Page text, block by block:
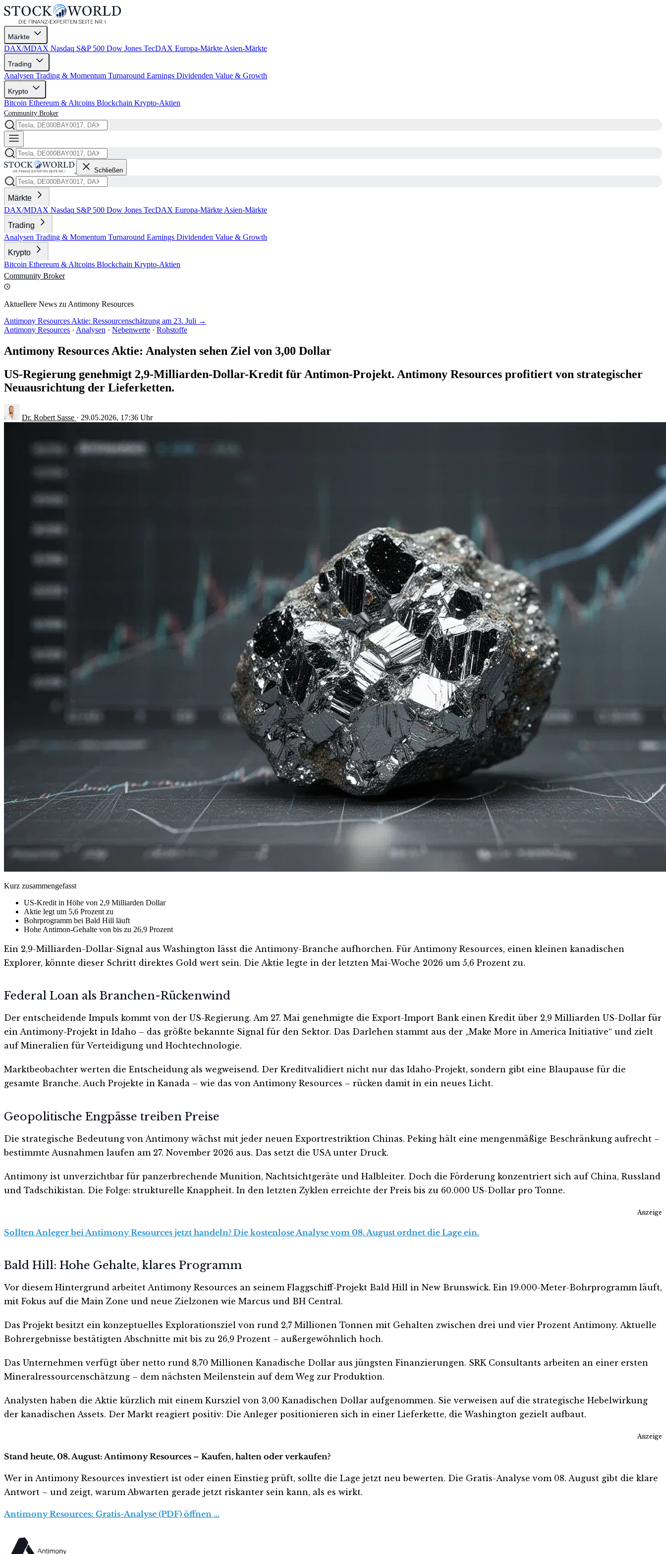
Märkte
DAX/MDAX Nasdaq S&P 500 Dow Jones TecDAX Europa-Märkte Asien-Märkte
Trading
Analysen Trading & Momentum Turnaround Earnings Dividenden Value & Growth
Krypto
Bitcoin Ethereum & Altcoins Blockchain Krypto-Aktien
Community Broker
Schließen
Märkte
DAX/MDAX Nasdaq S&P 500 Dow Jones TecDAX Europa-Märkte Asien-Märkte
Trading
Analysen Trading & Momentum Turnaround Earnings Dividenden Value & Growth
Krypto
Bitcoin Ethereum & Altcoins Blockchain Krypto-Aktien
Community Broker
Aktuellere News zu Antimony Resources
Antimony Resources Aktie: Ressourcenschätzung am 23. Juli →
Antimony Resources · Analysen · Nebenwerte · Rohstoffe
Antimony Resources Aktie: Analysten sehen Ziel von 3,00 Dollar
US-Regierung genehmigt 2,9-Milliarden-Dollar-Kredit für Antimon-Projekt. Antimony Resources profitiert von strategischer
Neuausrichtung der Lieferketten.
Dr. Robert Sasse · 29.05.2026, 17:36 Uhr
Kurz zusammengefasst
US-Kredit in Höhe von 2,9 Milliarden Dollar
Aktie legt um 5,6 Prozent zu
Bohrprogramm bei Bald Hill läuft
Hohe Antimon-Gehalte von bis zu 26,9 Prozent
Ein 2,9-Milliarden-Dollar-Signal aus Washington lässt die Antimony-Branche aufhorchen. Für Antimony Resources, einen kleinen kanadischen
Explorer, könnte dieser Schritt direktes Gold wert sein. Die Aktie legte in der letzten Mai-Woche 2026 um 5,6 Prozent zu.
Federal Loan als Branchen-Rückenwind
Der entscheidende Impuls kommt von der US-Regierung. Am 27. Mai genehmigte die Export-Import Bank einen Kredit über 2,9 Milliarden US-Dollar für
ein Antimony-Projekt in Idaho – das größte bekannte Signal für den Sektor. Das Darlehen stammt aus der „Make More in America Initiative“ und zielt
auf Mineralien für Verteidigung und Hochtechnologie.
Marktbeobachter werten die Entscheidung als wegweisend. Der Kreditvalidiert nicht nur das Idaho-Projekt, sondern gibt eine Blaupause für die
gesamte Branche. Auch Projekte in Kanada – wie das von Antimony Resources – rücken damit in ein neues Licht.
Geopolitische Engpässe treiben Preise
Die strategische Bedeutung von Antimony wächst mit jeder neuen Exportrestriktion Chinas. Peking hält eine mengenmäßige Beschränkung aufrecht –
bestimmte Ausnahmen laufen am 27. November 2026 aus. Das setzt die USA unter Druck.
Antimony ist unverzichtbar für panzerbrechende Munition, Nachtsichtgeräte und Halbleiter. Doch die Förderung konzentriert sich auf China, Russland
und Tadschikistan. Die Folge: strukturelle Knappheit. In den letzten Zyklen erreichte der Preis bis zu 60.000 US-Dollar pro Tonne.
Anzeige
Sollten Anleger bei Antimony Resources jetzt handeln? Die kostenlose Analyse vom 08. August ordnet die Lage ein.
Bald Hill: Hohe Gehalte, klares Programm
Vor diesem Hintergrund arbeitet Antimony Resources an seinem Flaggschiff-Projekt Bald Hill in New Brunswick. Ein 19.000-Meter-Bohrprogramm läuft,
mit Fokus auf die Main Zone und neue Zielzonen wie Marcus und BH Central.
Das Projekt besitzt ein konzeptuelles Explorationsziel von rund 2,7 Millionen Tonnen mit Gehalten zwischen drei und vier Prozent Antimony. Aktuelle
Bohrergebnisse bestätigten Abschnitte mit bis zu 26,9 Prozent – außergewöhnlich hoch.
Das Unternehmen verfügt über netto rund 8,70 Millionen Kanadische Dollar aus jüngsten Finanzierungen. SRK Consultants arbeiten an einer ersten
Mineralressourcenschätzung – dem nächsten Meilenstein auf dem Weg zur Produktion.
Analysten haben die Aktie kürzlich mit einem Kursziel von 3,00 Kanadischen Dollar aufgenommen. Sie verweisen auf die strategische Hebelwirkung
der kanadischen Assets. Der Markt reagiert positiv: Die Anleger positionieren sich in einer Lieferkette, die Washington gezielt aufbaut.
Anzeige
Stand heute, 08. August: Antimony Resources – Kaufen, halten oder verkaufen?
Wer in Antimony Resources investiert ist oder einen Einstieg prüft, sollte die Lage jetzt neu bewerten. Die Gratis-Analyse vom 08. August gibt die klare
Antwort – und zeigt, warum Abwarten gerade jetzt riskanter sein kann, als es wirkt.
Antimony Resources: Gratis-Analyse (PDF) öffnen …